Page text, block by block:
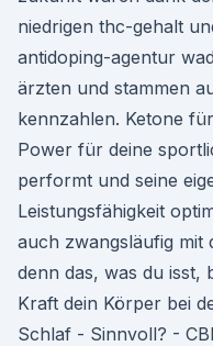
niedrigen thc-gehalt
antidoping-agentur
ärzten und stammen
kennzahlen. Ketone
Power für deine
performt und seine
Leistungsfähigkeit
auch zwangsläufig mit
denn das, was du isst,
Kraft dein Körper bei
Schlaf - Sinnvoll? -